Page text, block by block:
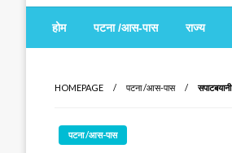
मालंच नई सुबह
सच हार नही सकता
होम पटना /आस-पास राज्य
HOMEPAGE पटना /आस-पास
पटना /आस-पास